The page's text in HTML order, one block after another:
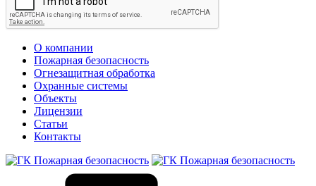
О компании
Пожарная безопасность
Огнезащитная обработка
Охранные системы
Объекты
Лицензии
Статьи
Контакты